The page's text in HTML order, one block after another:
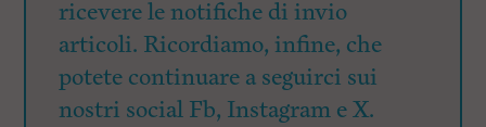
ricevere le notifiche di invio
articoli. Ricordiamo, infine, che
potete continuare a seguirci sui
nostri social Fb, Instagram e X.